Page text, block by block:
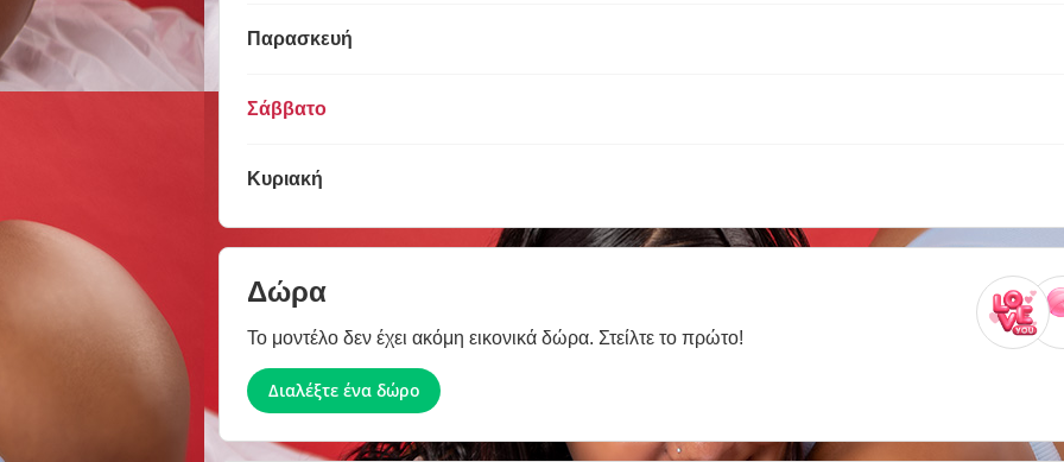
Παρασκευή
Σάββατο
Κυριακή
Δώρα
Το μοντέλο δεν έχει ακόμη εικονικά δώρα. Στείλτε το πρώτο!
Διαλέξτε ένα δώρο